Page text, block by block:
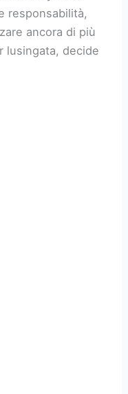
responsabilità,
ancora di più
lusingata, decide